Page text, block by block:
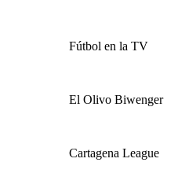
Fútbol en la TV
El Olivo Biwenger
Cartagena League